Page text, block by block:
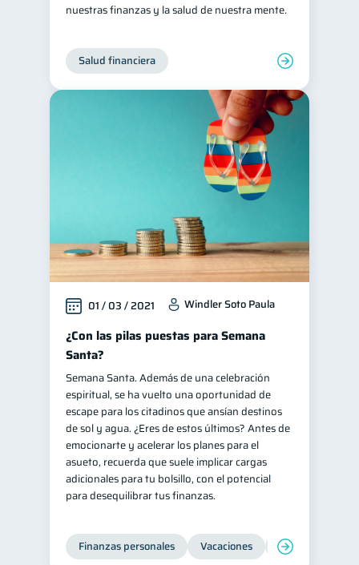
nuestras finanzas y la salud de nuestra mente.
Salud financiera
01 / 03 / 2021 Windler Soto Paula
¿Con las pilas puestas para Semana
Santa?
Semana Santa. Además de una celebración
espiritual, se ha vuelto una oportunidad de
escape para los citadinos que ansían destinos
de sol y agua. ¿Eres de estos últimos? Antes de
emocionarte y acelerar los planes para el
asueto, recuerda que suele implicar cargas
adicionales para tu bolsillo, con el potencial
para desequilibrar tus finanzas.
Finanzas personales Vacaciones Organización